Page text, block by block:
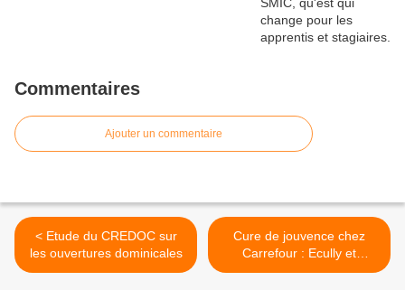
Commentaires
Ajouter un commentaire
< Etude du CREDOC sur
les ouvertures dominicales
Cure de jouvence chez
Carrefour : Ecully et
Vénissieux en tête >